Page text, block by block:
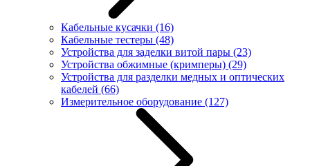
Кабельные кусачки (16)
Кабельные тестеры (48)
Устройства для заделки витой пары (23)
Устройства обжимные (кримперы) (29)
Устройства для разделки медных и оптических
кабелей (66)
Измерительное оборудование (127)